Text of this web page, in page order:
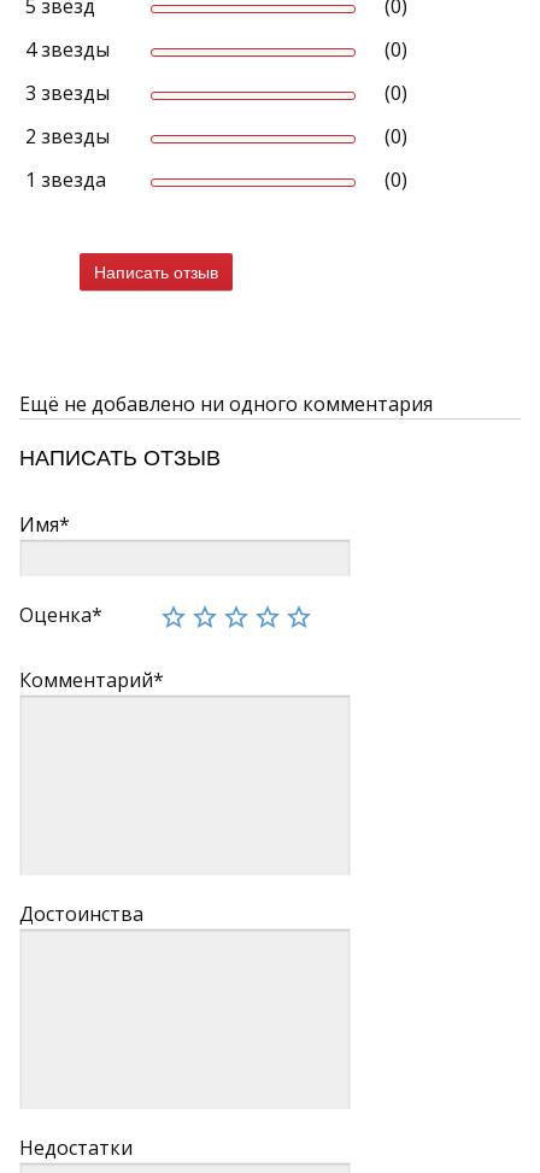
5 звёзд
(0)
4 звезды
(0)
3 звезды
(0)
2 звезды
(0)
1 звезда
(0)
Написать отзыв
Ещё не добавлено ни одного комментария
НАПИСАТЬ ОТЗЫВ
Имя*
Оценка*
Комментарий*
Достоинства
Недостатки